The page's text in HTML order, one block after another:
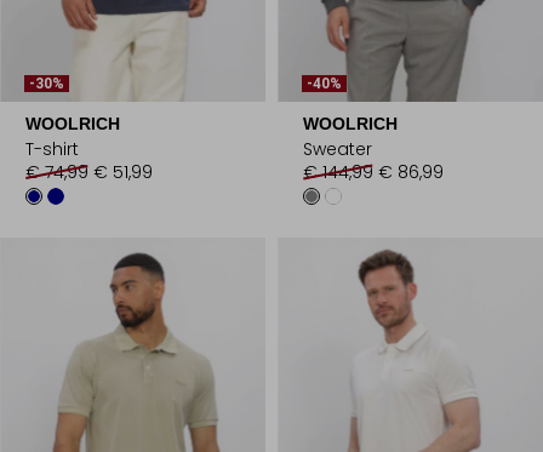
-30%
WOOLRICH
T-shirt
€ 74,99 € 51,99
-40%
WOOLRICH
Sweater
€ 144,99 € 86,99